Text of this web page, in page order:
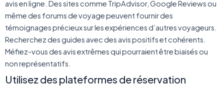
avis en ligne. Des sites comme TripAdvisor, Google Reviews ou
même des forums de voyage peuvent fournir des
témoignages précieux sur les expériences d’autres voyageurs.
Recherchez des guides avec des avis positifs et cohérents.
Méfiez-vous des avis extrêmes qui pourraient être biaisés ou
non représentatifs.
Utilisez des plateformes de réservation